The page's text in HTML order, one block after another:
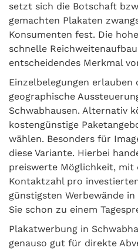
setzt sich die Botschaft
gemachten Plakaten
Konsumenten fest. Die
schnelle
entscheidendes Merkmal
Einzelbelegungen erlauben
geographische
Schwabhausen. Alternativ
kostengünstige
wählen. Besonders für
diese Variante. Hierbei
preiswerte Möglichkeit, mit
Kontaktzahl pro
günstigsten Werbewände
Sie schon zu einem
Plakatwerbung in
genauso gut für direkte